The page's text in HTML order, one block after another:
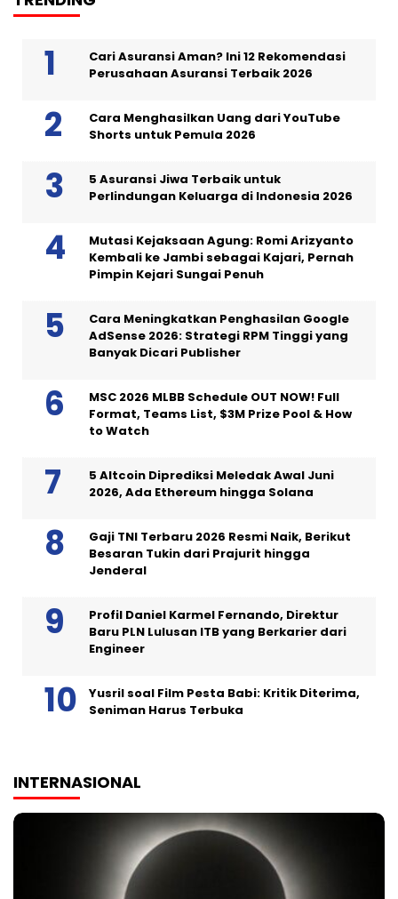
Cari Asuransi Aman? Ini 12 Rekomendasi
Perusahaan Asuransi Terbaik 2026
Cara Menghasilkan Uang dari YouTube
Shorts untuk Pemula 2026
5 Asuransi Jiwa Terbaik untuk
Perlindungan Keluarga di Indonesia 2026
Mutasi Kejaksaan Agung: Romi Arizyanto
Kembali ke Jambi sebagai Kajari, Pernah
Pimpin Kejari Sungai Penuh
Cara Meningkatkan Penghasilan Google
AdSense 2026: Strategi RPM Tinggi yang
Banyak Dicari Publisher
MSC 2026 MLBB Schedule OUT NOW! Full
Format, Teams List, $3M Prize Pool & How
to Watch
5 Altcoin Diprediksi Meledak Awal Juni
2026, Ada Ethereum hingga Solana
Gaji TNI Terbaru 2026 Resmi Naik, Berikut
Besaran Tukin dari Prajurit hingga
Jenderal
Profil Daniel Karmel Fernando, Direktur
Baru PLN Lulusan ITB yang Berkarier dari
Engineer
Yusril soal Film Pesta Babi: Kritik Diterima,
Seniman Harus Terbuka
INTERNASIONAL